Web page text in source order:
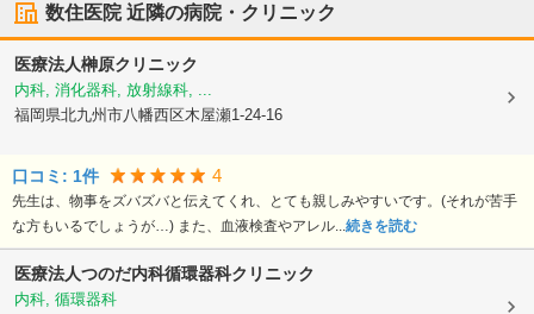
数住医院近隣の病院・クリニック
医療法人榊原クリニック
内科, 消化器科, 放射線科, ...
福岡県北九州市八幡西区木屋瀬1-24-16
口コミ: 1件 4
先生は、物事をズバズバと伝えてくれ、とても親しみやすいです。(それが苦手
な方もいるでしょうが…) また、血液検査やアレル...続きを読む
医療法人つのだ内科循環器科クリニック
内科, 循環器科